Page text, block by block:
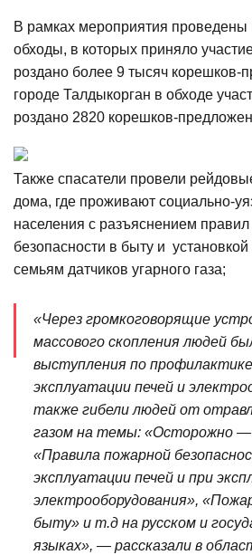
В рамках мероприятия
обходы, в которых приняло
роздано более 9 тысяч корешков-
городе Талдыкорган в обходе
роздано 2820 корешков-
Также спасатели провели
дома, где проживают социально-
населения с разъяснением
безопасности в быту и
семьям датчиков угарного газа;
«Через громкоговорящие
массового скопления людей
выступления по
эксплуатации печей и
также гибели людей от
газом на темы: «Осторожно —
«Правила пожарной
эксплуатации печей и при
электрооборудования»,
быту» и т.д на русском и
языках», — рассказали в